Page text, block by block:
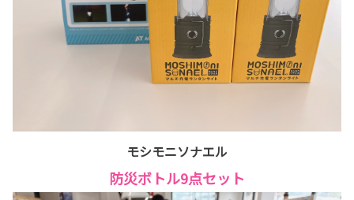
モシモニソナエル
防災ボトル9点セット